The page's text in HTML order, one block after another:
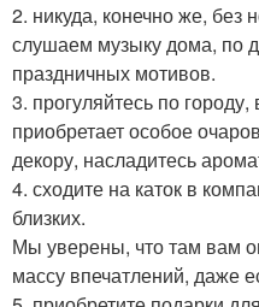
2. никуда, конечно же, без
слушаем музыку дома, по
праздничных мотивов.
3. прогуляйтесь по
приобретает особое
декору, насладитесь
4. сходите на каток в
близких.
Мы уверены, что там вам
массу впечатлений, даже